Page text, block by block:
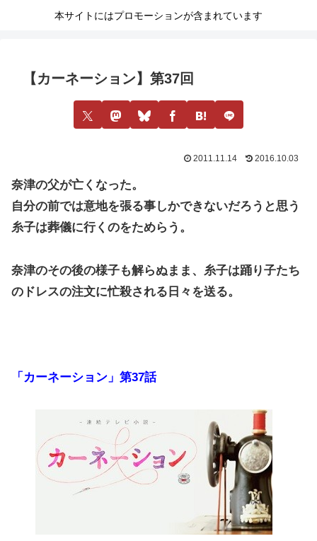
本サイトにはプロモーションが含まれています
【カーネーション】第37回
2011.11.14 2016.10.03
奈津の父が亡くなった。
自分の前では意地を張る事しかできないだろうと思う
糸子は葬儀に行くのをためらう。
奈津のその後の様子も解らぬまま、糸子は踊り子たち
のドレスの注文に忙殺される日々を送る。
「カーネーション」第37話